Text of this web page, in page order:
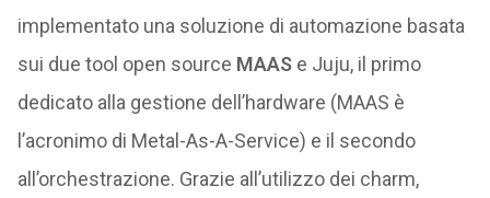
implementato una soluzione di automazione basata
sui due tool open source MAASe Juju, il primo
dedicato alla gestione dell’hardware (MAAS è
l’acronimo di Metal-As-A-Service) e il secondo
all’orchestrazione. Grazie all’utilizzo dei charm,